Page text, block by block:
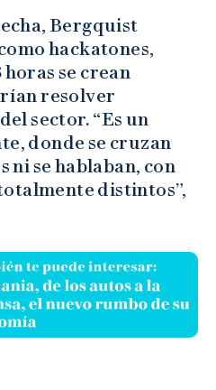
Bergquist
hackatones,
horas se crean
resolver
sector. “Es un
donde se cruzan
ni se hablaban, con
distintos”,